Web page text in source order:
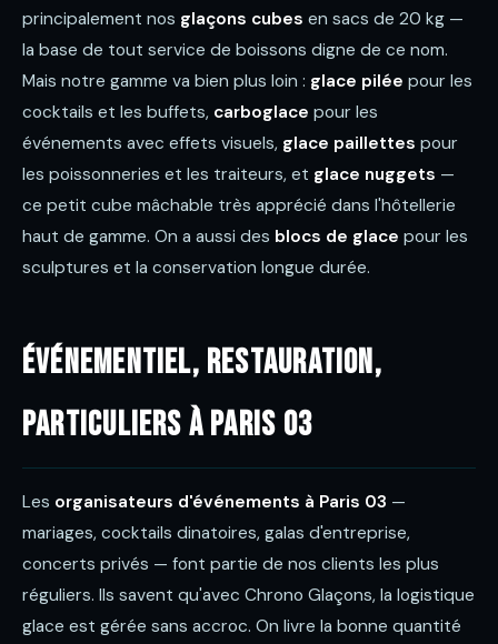
principalement nos glaçons cubes en sacs de 20 kg —
la base de tout service de boissons digne de ce nom.
Mais notre gamme va bien plus loin : glace pilée pour les
cocktails et les buffets, carboglace pour les
événements avec effets visuels, glace paillettes pour
les poissonneries et les traiteurs, et glace nuggets —
ce petit cube mâchable très apprécié dans l'hôtellerie
haut de gamme. On a aussi des blocs de glace pour les
sculptures et la conservation longue durée.
Événementiel, restauration,
particuliers à Paris 03
Les organisateurs d'événements à Paris 03 —
mariages, cocktails dinatoires, galas d'entreprise,
concerts privés — font partie de nos clients les plus
réguliers. Ils savent qu'avec Chrono Glaçons, la logistique
glace est gérée sans accroc. On livre la bonne quantité